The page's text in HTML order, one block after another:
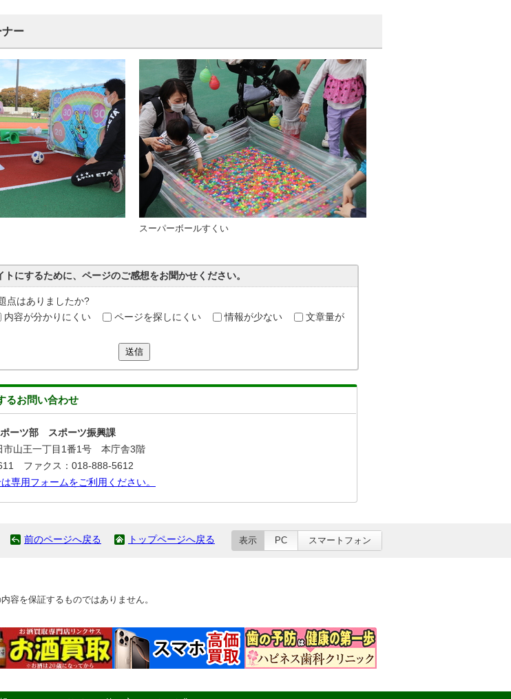
ー
スーパーボールすくい
トにするために、ページのご感想をお聞かせください。
点はありましたか?
内容が分かりにくい ページを探しにくい 情報が少ない
文章量が
送信
るお問い合わせ
ーツ部 スポーツ振興課
山王一丁目1番1号 本庁舎3階
ファクス：018-888-5612
専用フォームをご利用ください。
前のページへ戻る トップページへ戻る 表示 PC スマートフォン
容を保証するものではありません。